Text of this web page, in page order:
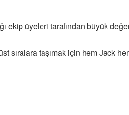
ekip üyeleri tarafından büyük
sıralara taşımak için hem Jack